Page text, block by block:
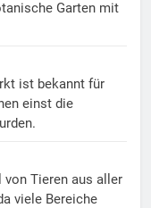
Garten mit
ist bekannt für
einst die
Tieren aus aller
viele Bereiche